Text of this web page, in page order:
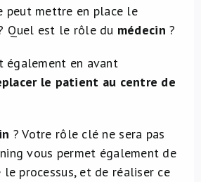
peut mettre en place le
Quel est le rôle du médecin?
également en avant
le patient au centre de
? Votre rôle clé ne sera pas
vous permet également de
le processus, et de réaliser ce